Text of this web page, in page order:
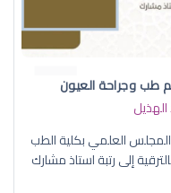
طب وجراحة العيون
المجلس العلمي بكلية الطب
إلى رتبة استاذ مشارك